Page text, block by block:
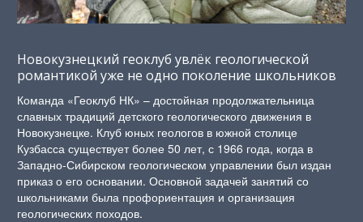
Новокузнецкий геоклуб увлёк геологической
романтикой уже не одно поколение школьников
Команда «Геоклуб НК» – достойная продолжательница
славных традиций детского геологического движения в
Новокузнецке. Клуб юных геологов в южной столице
Кузбасса существует более 50 лет, с 1966 года, когда в
Западно-Сибирском геологическом управлении был издан
приказ о его основании. Основной задачей занятий со
школьниками была профориентация и организация
геологических походов.